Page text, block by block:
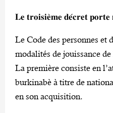
𝐋𝐞 𝐭𝐫𝐨𝐢𝐬𝐢𝐞̀𝐦𝐞 𝐝𝐞́𝐜𝐫𝐞𝐭 𝐩𝐨𝐫𝐭𝐞
Le Code des personnes
modalités de jouissance
La première consiste en
burkinabè à titre de
en son acquisition.